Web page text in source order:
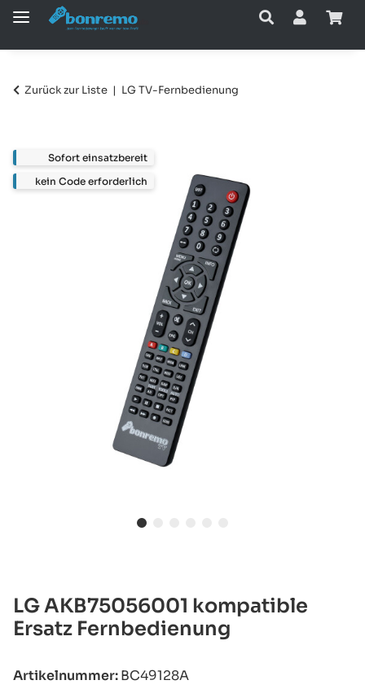
Zurück zur Liste LG TV-Fernbedienung
LG AKB75056001 kompatible
Ersatz Fernbedienung
Artikelnummer:BC49128A